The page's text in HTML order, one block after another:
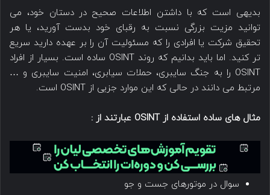
بدیهی است که با داشتن اطلاعات صحیح در دستان خود، می
توانید مزیت بزرگی نسبت به رقبای خود بدست آورید، یا هر
تحقیق شرکت یا افرادی را که مسئولیت آن را بر عهده دارید سریع
تر کنید. اما باید بدانیم که روند OSINT ساده است. بسیار از افراد
OSINT را به جنگ سایبری، حملات سیابری، امنیت سایبری و …
مرتبط می دانند در حالی که این موارد جزیی از OSINT است.
مثال های ساده استفاده از OSINT عبارتند از :
سوال در موتورهای جست و جو